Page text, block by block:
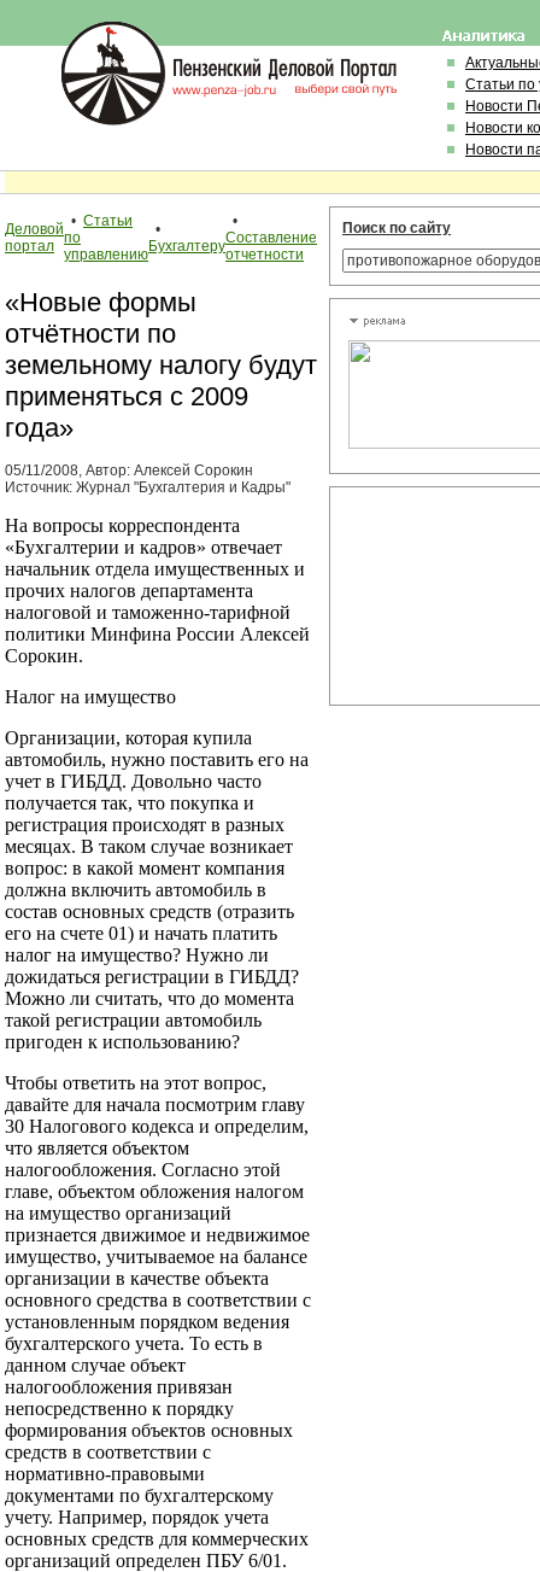
Статьи по
Новости
Новости
Новости
Деловой
портал
• Статьи
по
управлению
•
Бухгалтеру
•
Составление
отчетности
«Новые формы
отчётности по
земельному налогу будут
применяться с 2009
года»
05/11/2008, Автор: Алексей Сорокин
Источник: Журнал "Бухгалтерия и Кадры"
На вопросы корреспондента
«Бухгалтерии и кадров» отвечает
начальник отдела имущественных и
прочих налогов департамента
налоговой и таможенно-тарифной
политики Минфина России Алексей
Сорокин.
Налог на имущество
Организации, которая купила
автомобиль, нужно поставить его на
учет в ГИБДД. Довольно часто
получается так, что покупка и
регистрация происходят в разных
месяцах. В таком случае возникает
вопрос: в какой момент компания
должна включить автомобиль в
состав основных средств (отразить
его на счете 01) и начать платить
налог на имущество? Нужно ли
дожидаться регистрации в ГИБДД?
Можно ли считать, что до момента
такой регистрации автомобиль
пригоден к использованию?
Чтобы ответить на этот вопрос,
давайте для начала посмотрим главу
30 Налогового кодекса и определим,
что является объектом
налогообложения. Согласно этой
главе, объектом обложения налогом
на имущество организаций
признается движимое и недвижимое
имущество, учитываемое на балансе
организации в качестве объекта
основного средства в соответствии с
установленным порядком ведения
бухгалтерского учета. То есть в
данном случае объект
налогообложения привязан
непосредственно к порядку
формирования объектов основных
средств в соответствии с
нормативно-правовыми
документами по бухгалтерскому
учету. Например, порядок учета
основных средств для коммерческих
организаций определен ПБУ 6/01.
Поиск по сайту